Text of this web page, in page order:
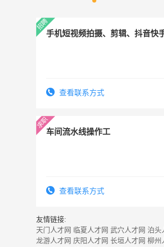
手机短视频拍摄、剪辑、抖音快
查看联系方式
车间流水线操作工
查看联系方式
友情链接:
天门人才网
临夏人才网 武穴人才网 泊头
龙游人才网 庆阳人才网 长垣人才网 柳州